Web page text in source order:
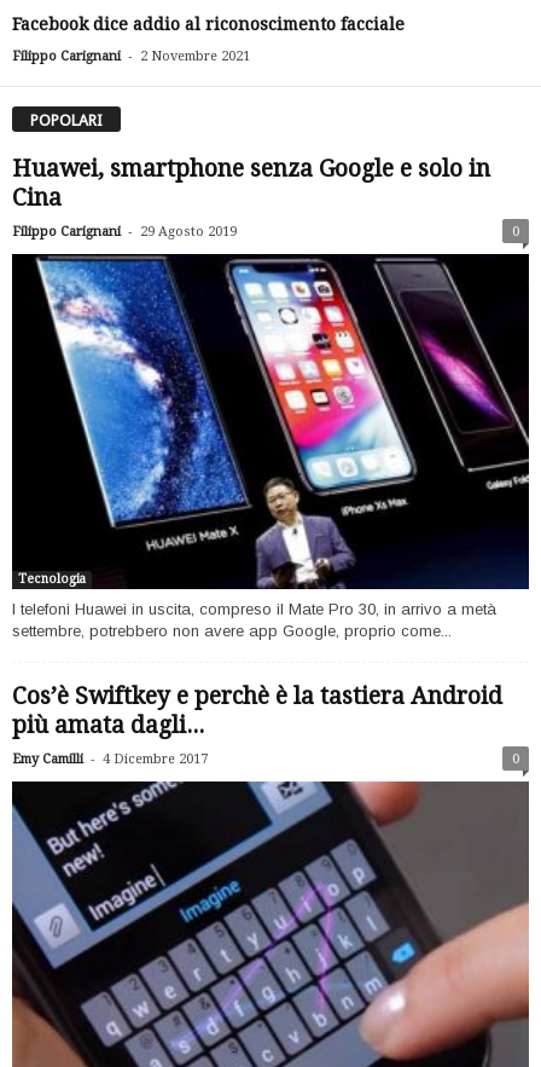
Facebook dice addio al riconoscimento facciale
Filippo Carignani - 2 Novembre 2021
POPOLARI
Huawei, smartphone senza Google e solo in
Cina
Filippo Carignani - 29 Agosto 2019 0
Tecnologia
I telefoni Huawei in uscita, compreso il Mate Pro 30, in arrivo a metà
settembre, potrebbero non avere app Google, proprio come...
Cos’è Swiftkey e perchè è la tastiera Android
più amata dagli...
Emy Camilli - 4 Dicembre 2017 0